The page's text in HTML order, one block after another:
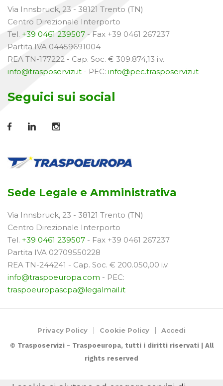
Via Innsbruck, 23 - 38121 Trento (TN)
Centro Direzionale Interporto
Tel. +39 0461 239507 - Fax +39 0461 267237
Partita IVA 04459691004
REA TN-177222 - Cap. Soc. € 309.874,13 i.v.
info@trasposervizi.it - PEC: info@pec.trasposervizi.it
Seguici sui social
Sede Legale e Amministrativa
Via Innsbruck, 23 - 38121 Trento (TN)
Centro Direzionale Interporto
Tel. +39 0461 239507 - Fax +39 0461 267237
Partita IVA 02709550228
REA TN-244241 - Cap. Soc. € 200.050,00 i.v.
info@traspoeuropa.com - PEC:
traspoeuropascpa@legalmail.it
Privacy Policy Cookie Policy Accedi
© Trasposervizi - Traspoeuropa, tutti i diritti riservati | All
rights reserved